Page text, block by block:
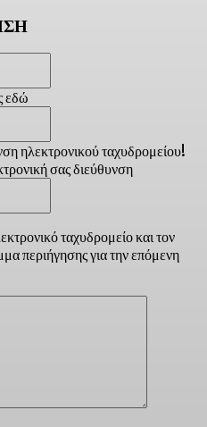
εδώ
ηλεκτρονικού ταχυδρομείου!
σας διεύθυνση
ταχυδρομείο και τον
περιήγησης για την επόμενη